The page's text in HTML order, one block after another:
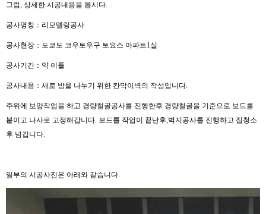
그럼, 상세한 시공내용을 봅시다.
공사명칭：리모델링공사
공사현장：도쿄도 코우토우구 토요스 아파트1실
공사기간：약 이틀
공사내용：새로 방을 나누기 위한 칸막이벽의 작성입니다.
주위에 보양작업을 하고 경량철골공사를 진행한후 경량철골을 기준으로 보드를
붙이고 나사로 고정해갑니다. 보드를 작업이 끝난후,벽지공사를 진행하고 집청소
후 넘깁니다.
일부의 시공사진은 아래와 같습니다.